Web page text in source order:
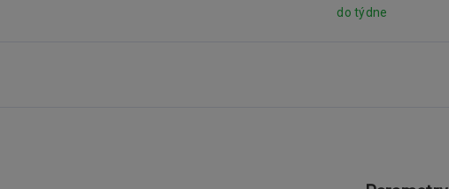
do týdne